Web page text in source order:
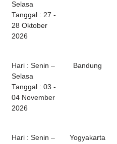
Selasa
Tanggal : 27 -
28 Oktober
2026
Hari : Senin –
Selasa
Tanggal : 03 -
04 November
2026
Bandung
Hari : Senin –
Yogyakarta